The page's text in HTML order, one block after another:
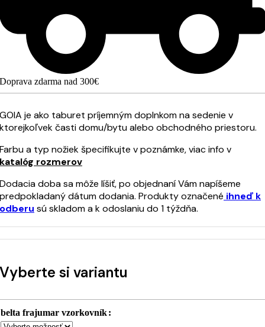
Doprava zdarma nad 300€
GOIA je ako taburet príjemným doplnkom na sedenie v
ktorejkoľvek časti domu/bytu alebo obchodného priestoru.
Farbu a typ nožiek špecifikujte v poznámke, viac info v
katalóg rozmerov
Dodacia doba sa môže líšiť, po objednaní Vám napíšeme
predpokladaný dátum dodania. Produkty označené ihneď k
odberu sú skladom a k odoslaniu do 1 týždňa.
Vyberte si variantu
belta frajumar vzorkovník